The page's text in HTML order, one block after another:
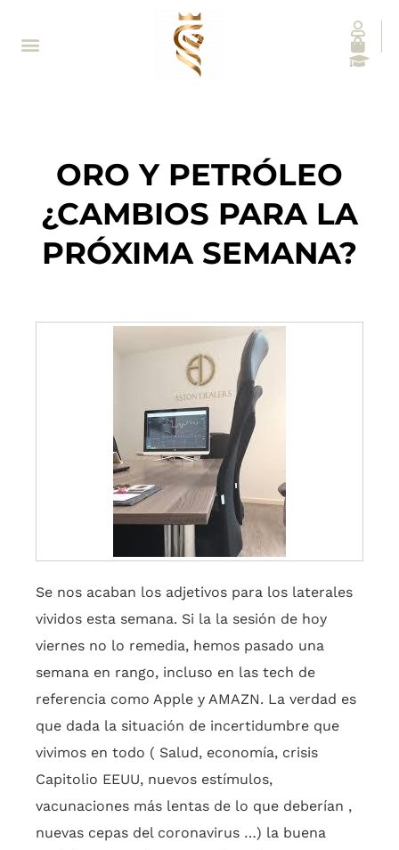
ORO Y PETRÓLEO
¿CAMBIOS PARA LA
PRÓXIMA SEMANA?
Se nos acaban los adjetivos para los laterales
vividos esta semana. Si la la sesión de hoy
viernes no lo remedia, hemos pasado una
semana en rango, incluso en las tech de
referencia como Apple y AMAZN. La verdad es
que dada la situación de incertidumbre que
vivimos en todo ( Salud, economía, crisis
Capitolio EEUU, nuevos estímulos,
vacunaciones más lentas de lo que deberían ,
nuevas cepas del coronavirus …) la buena